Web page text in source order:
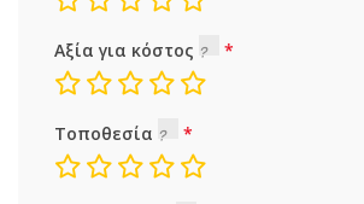
Αξία για κόστος
Τοποθεσία